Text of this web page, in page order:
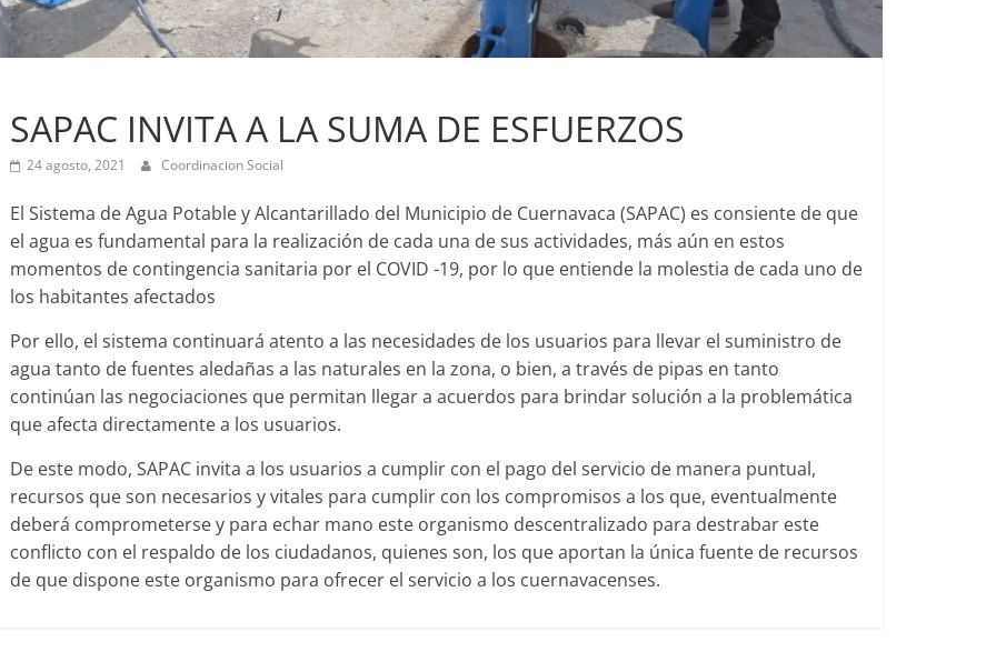
SAPAC INVITA A LA SUMA DE ESFUERZOS
24 agosto, 2021 Coordinacion Social
El Sistema de Agua Potable y Alcantarillado del Municipio de Cuernavaca (SAPAC) es consiente de que
el agua es fundamental para la realización de cada una de sus actividades, más aún en estos
momentos de contingencia sanitaria por el COVID -19, por lo que entiende la molestia de cada uno de
los habitantes afectados
Por ello, el sistema continuará atento a las necesidades de los usuarios para llevar el suministro de
agua tanto de fuentes aledañas a las naturales en la zona, o bien, a través de pipas en tanto
continúan las negociaciones que permitan llegar a acuerdos para brindar solución a la problemática
que afecta directamente a los usuarios.
De este modo, SAPAC invita a los usuarios a cumplir con el pago del servicio de manera puntual,
recursos que son necesarios y vitales para cumplir con los compromisos a los que, eventualmente
deberá comprometerse y para echar mano este organismo descentralizado para destrabar este
conflicto con el respaldo de los ciudadanos, quienes son, los que aportan la única fuente de recursos
de que dispone este organismo para ofrecer el servicio a los cuernavacenses.